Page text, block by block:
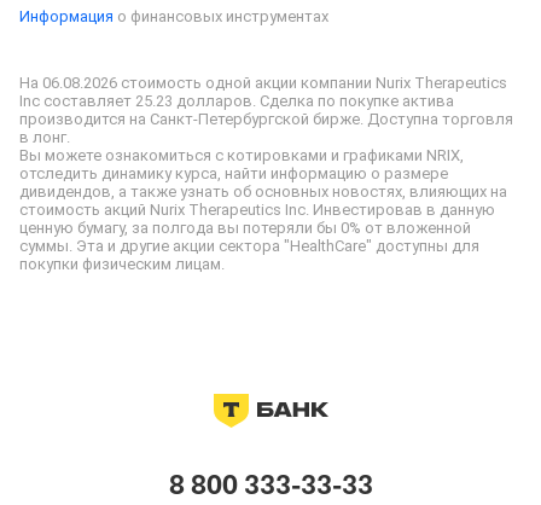
Информация о финансовых инструментах
На 06.08.2026 стоимость одной акции компании Nurix Therapeutics
Inc составляет 25.23 долларов. Сделка по покупке актива
производится на Санкт-Петербургской бирже. Доступна торговля
в лонг.
Вы можете ознакомиться с котировками и графиками NRIX,
отследить динамику курса, найти информацию о размере
дивидендов, а также узнать об основных новостях, влияющих на
стоимость акций Nurix Therapeutics Inc. Инвестировав в данную
ценную бумагу, за полгода вы потеряли бы 0% от вложенной
суммы. Эта и другие акции сектора "HealthCare" доступны для
покупки физическим лицам.
8 800 333-33-33